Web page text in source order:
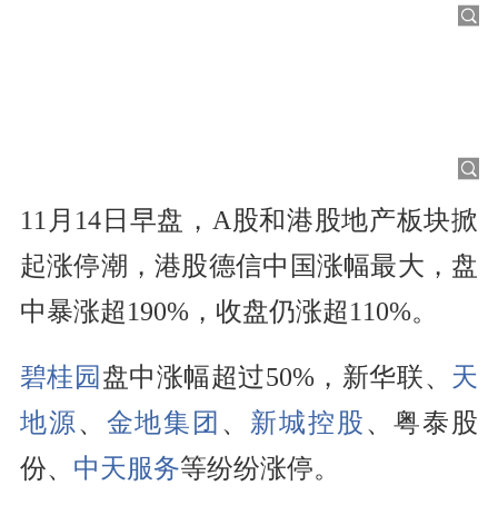
11月14日早盘，A股和港股地产板块掀
起涨停潮，港股德信中国涨幅最大，盘
中暴涨超190%，收盘仍涨超110%。
碧桂园 盘中涨幅超过50%，新华联、 天
地源、 金地集团 、 新城控股、粤泰股
份、 中天服务等纷纷涨停。